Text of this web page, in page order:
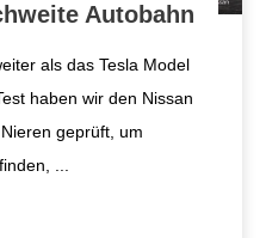
Autobahn
als das Tesla Model
haben wir den Nissan
geprüft, um